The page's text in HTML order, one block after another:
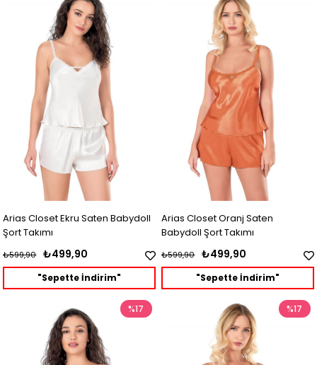
Arias Closet Ekru Saten Babydoll
Şort Takımı
₺499,90
₺599,90
"Sepette İndirim"
Arias Closet Oranj Saten
Babydoll Şort Takımı
₺499,90
₺599,90
"Sepette İndirim"
%17 %17